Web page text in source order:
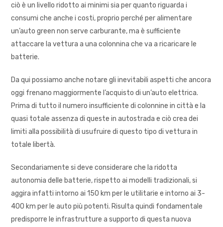
ciò è un livello ridotto ai minimi sia per quanto riguarda i
consumi che anche i costi, proprio perché per alimentare
un’auto green non serve carburante, ma è sufficiente
attaccare la vettura a una colonnina che va a ricaricare le
batterie.
Da qui possiamo anche notare gli inevitabili aspetti che ancora
oggi frenano maggiormente l’acquisto di un’auto elettrica.
Prima di tutto il numero insufficiente di colonnine in città e la
quasi totale assenza di queste in autostrada e ciò crea dei
limiti alla possibilità di usufruire di questo tipo di vettura in
totale libertà.
Secondariamente si deve considerare che la ridotta
autonomia delle batterie, rispetto ai modelli tradizionali, si
aggira infatti intorno ai 150 km per le utilitarie e intorno ai 3-
400 km per le auto più potenti. Risulta quindi fondamentale
predisporre le infrastrutture a supporto di questa nuova